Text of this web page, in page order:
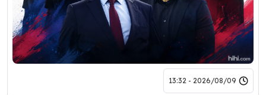
2026/08/09 - 13:32